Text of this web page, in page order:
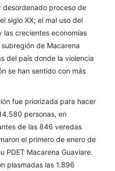
desordenado proceso de
siglo XX; el mal uso del
las crecientes economías
de Macarena
del país donde la violencia
se han sentido con más
fue priorizada para hacer
personas, en
de las 846 veredas
el primero de enero de
PDET Macarena Guaviare.
plasmadas las 1.896